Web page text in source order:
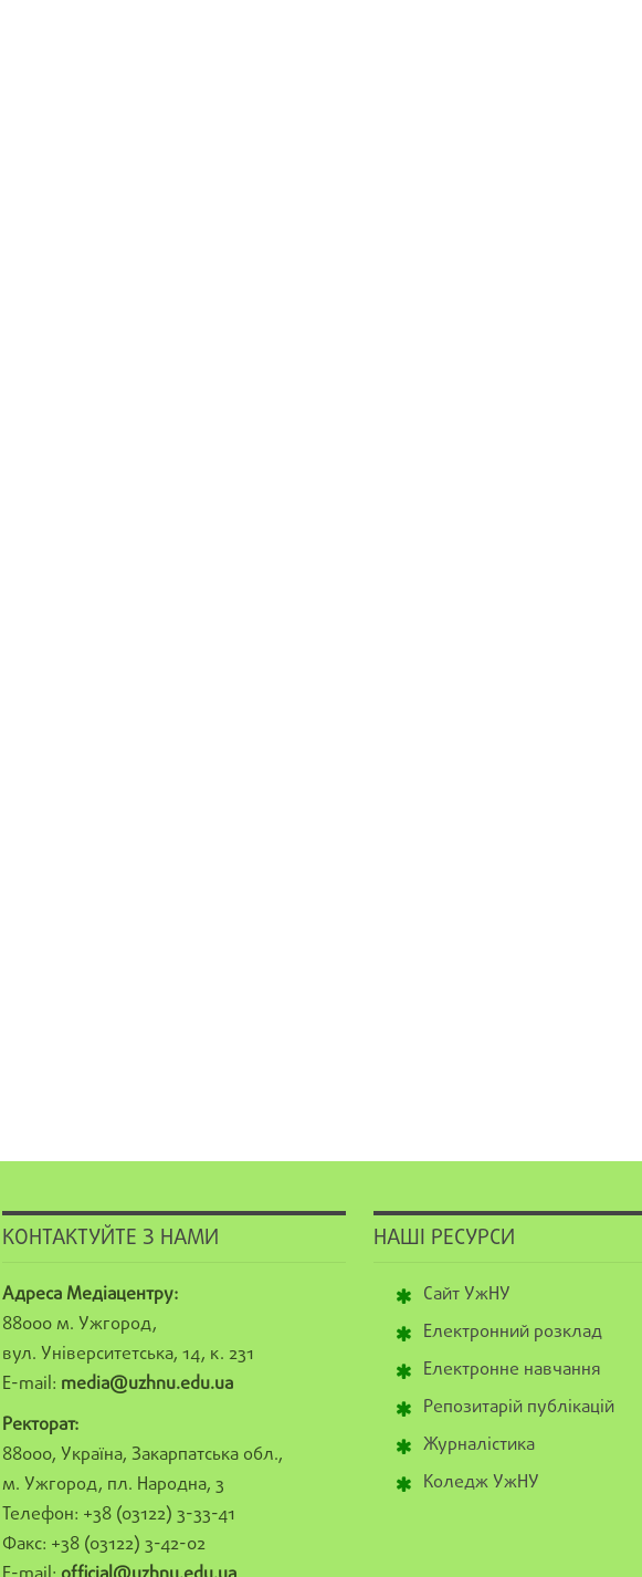
КОНТАКТУЙТЕ З НАМИ
Адреса Медіацентру:
88000 м. Ужгород,
вул. Університетська, 14, к. 231
E-mail: media@uzhnu.edu.ua
Ректорат:
88000, Україна, Закарпатська обл.,
м. Ужгород, пл. Народна, 3
Телефон: +38 (03122) 3-33-41
Факс: +38 (03122) 3-42-02
НАШІ РЕСУРСИ
Сайт УжНУ
Електронний розклад
Електронне навчання
Репозитарій публікацій
Журналістика
Коледж УжНУ